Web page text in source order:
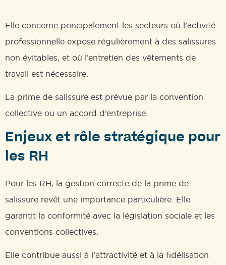
Elle concerne principalement les secteurs où l’activité
professionnelle expose régulièrement à des salissures
non évitables, et où l’entretien des vêtements de
travail est nécessaire.
La prime de salissure est prévue par la convention
collective ou un accord d’entreprise.
Enjeux et rôle stratégique pour
les RH
Pour les RH, la gestion correcte de la prime de
salissure revêt une importance particulière. Elle
garantit la conformité avec la législation sociale et les
conventions collectives.
Elle contribue aussi à l’attractivité et à la fidélisation